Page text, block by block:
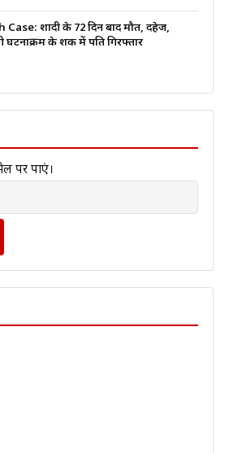
शादी के 72 दिन बाद मौत, दहेज,
घटनाक्रम के शक में पति गिरफ्तार
पर पाएं।